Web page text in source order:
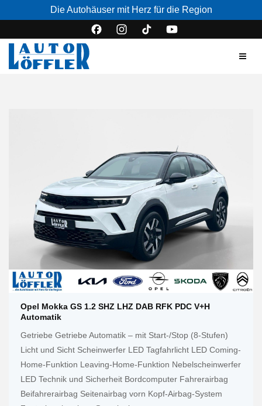
Die Autohäuser mit Herz für die Region
Opel Mokka GS 1.2 SHZ LHZ DAB RFK PDC V+h
Automatik
Getriebe Getriebe Automatik – mit Start-/Stop (8-Stufen)
Licht und Sicht Scheinwerfer LED Tagfahrlicht LED Coming-
Home-Funktion Leaving-Home-Funktion Nebelscheinwerfer
LED Technik und Sicherheit Bordcomputer Fahrerairbag
Beifahrerairbag Seitenairbag vorn Kopf-Airbag-System